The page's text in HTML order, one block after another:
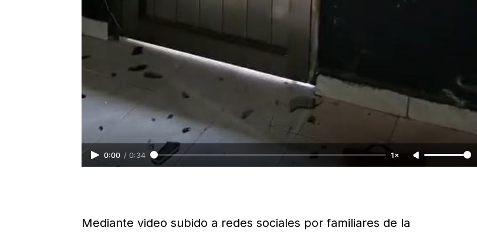
0:00 / 0:34 1×
Mediante video subido a redes sociales por familiares de la